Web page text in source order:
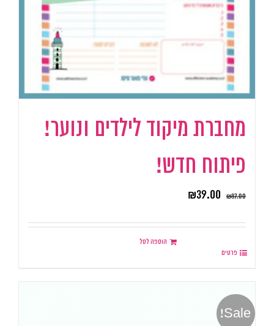
מחברת מיקוד לילדים ונוער!
פיתוח חדש!
₪87.00
₪39.00
הוספה לסל
פרטים
Sale!